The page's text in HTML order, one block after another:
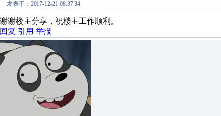
发表于：2017-12-21 08:37:34
谢谢楼主分享，祝楼主工作顺利。
回复 引用 举报